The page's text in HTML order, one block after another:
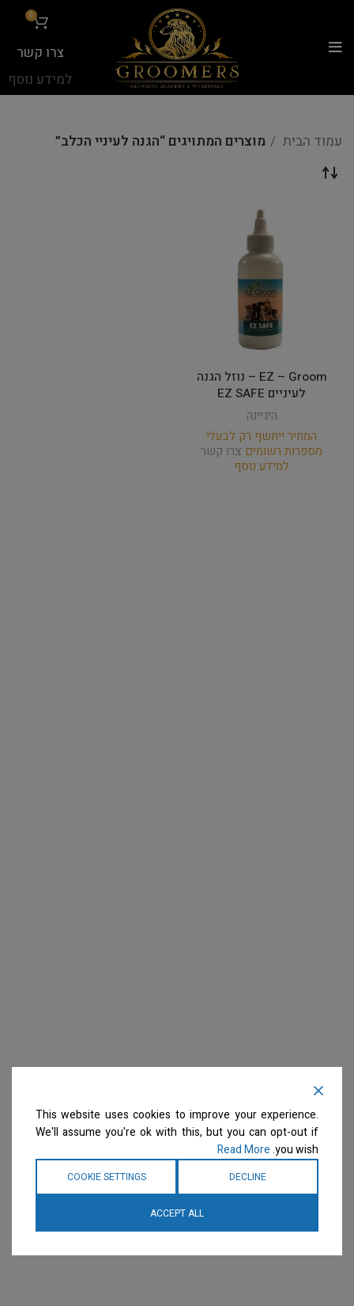
0
צרו קשר
למידע נוסף
עמוד הבית מוצרים המתויגים “הגנה לעיניי הכלב”
EZ – Groom – נוזל הגנה
לעיניים EZ SAFE
היגיינה
המחיר ייחשף רק לבעלי
מספרות רשומים צרו קשר
למידע נוסף
This website uses cookies to improve your experience.
We'll assume you're ok with this, but you can opt-out if
you wish.
Read More
DECLINE
COOKIE SETTINGS
ACCEPT ALL